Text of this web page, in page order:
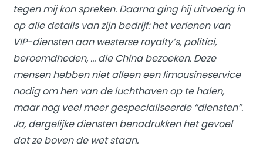
tegen mij kon spreken. Daarna ging hij uitvoerig in
op alle details van zijn bedrijf: het verlenen van
VIP-diensten aan westerse royalty’s, politici,
beroemdheden, … die China bezoeken. Deze
mensen hebben niet alleen een limousineservice
nodig om hen van de luchthaven op te halen,
maar nog veel meer gespecialiseerde “diensten”.
Ja, dergelijke diensten benadrukken het gevoel
dat ze boven de wet staan.